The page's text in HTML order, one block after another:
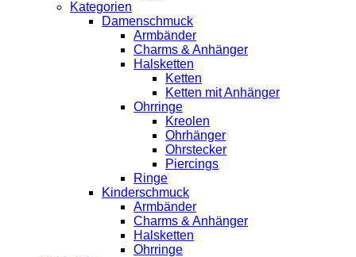
Kategorien
Damenschmuck
Armbänder
Charms & Anhänger
Halsketten
Ketten
Ketten mit Anhänger
Ohrringe
Kreolen
Ohrhänger
Ohrstecker
Piercings
Ringe
Kinderschmuck
Armbänder
Charms & Anhänger
Halsketten
Ohrringe